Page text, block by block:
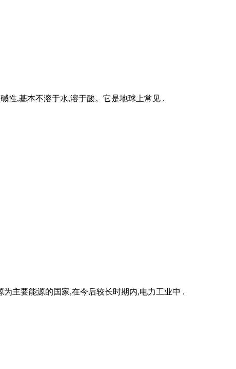
性,基本不溶于水,溶于酸。它是地球上常见 .
主要能源的国家,在今后较长时期内,电力工业中 .